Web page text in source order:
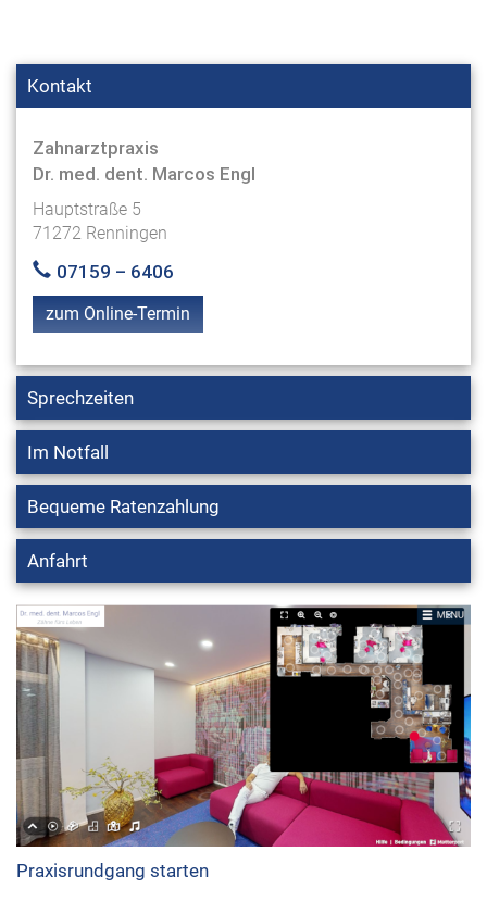
Kontakt
Zahnarztpraxis
Dr. med. dent. Marcos Engl
Hauptstraße 5
71272 Renningen
07159 – 6406
zum Online-Termin
Sprechzeiten
Im Notfall
Bequeme Ratenzahlung
Anfahrt
Praxisrundgang starten